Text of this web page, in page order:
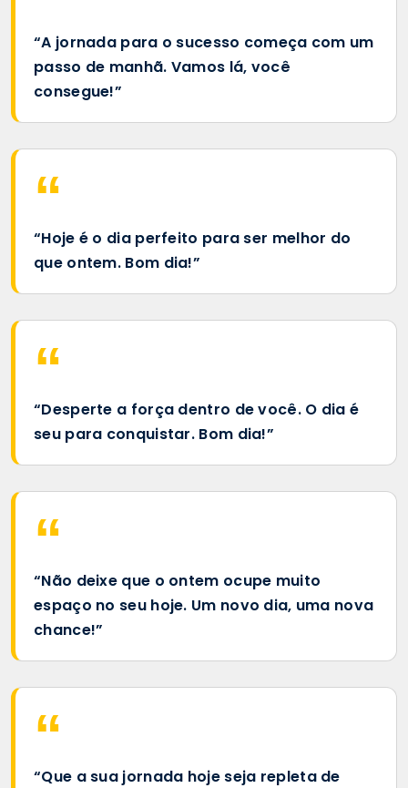
“A jornada para o sucesso começa com um
passo de manhã. Vamos lá, você
consegue!”
“Hoje é o dia perfeito para ser melhor do
que ontem. Bom dia!”
“Desperte a força dentro de você. O dia é
seu para conquistar. Bom dia!”
“Não deixe que o ontem ocupe muito
espaço no seu hoje. Um novo dia, uma nova
chance!”
“Que a sua jornada hoje seja repleta de